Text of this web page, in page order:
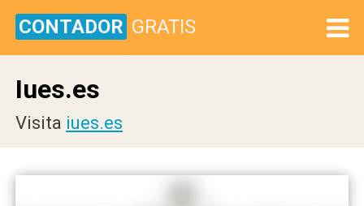
CONTADOR GRATIS
Iues.es
Visita iues.es